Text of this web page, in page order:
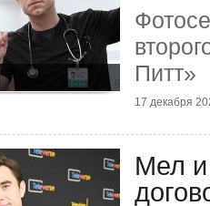
Питт»
17 декабря
Мел